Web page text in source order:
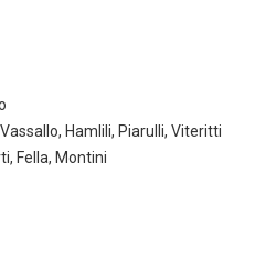
Hamlili, Piarulli, Viteritti
Fella, Montini